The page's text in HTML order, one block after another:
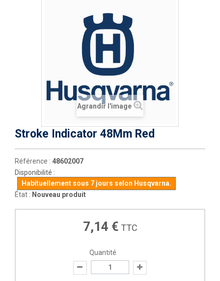
Agrandir l'image
Stroke Indicator 48Mm Red
Référence : 48602007
Disponibilité :
Habituellement sous 7 jours selon Husqvarna.
État : Nouveau produit
7,14 € TTC
Quantité